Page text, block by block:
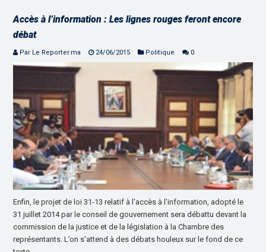
Accès à l’information : Les lignes rouges feront encore
débat
Par Le Reporter.ma 24/06/2015 Politique 0
Enfin, le projet de loi 31-13 relatif à l’accès à l’information, adopté le
31 juillet 2014 par le conseil de gouvernement sera débattu devant la
commission de la justice et de la législation à la Chambre des
représentants. L’on s’attend à des débats houleux sur le fond de ce